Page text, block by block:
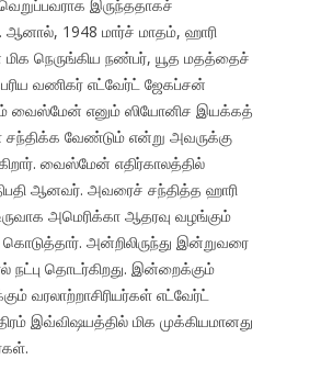
இருந்ததாகச்
ஆனால், 1948 மார்ச் மாதம், ஹாரி
நெருங்கிய நண்பர், யூத மதத்தைச்
வணிகர் எட்வேர்ட் ஜேகப்சன்
வைஸ்மேன் எனும் ஸியோனிச இயக்கத்
வேண்டும் என்று அவருக்கு
வைஸ்மேன் எதிர்காலத்தில்
ஆனவர். அவரைச் சந்தித்த ஹாரி
அமெரிக்கா ஆதரவு வழங்கும்
கொடுத்தார். அன்றிலிருந்து இன்றுவரை
நட்பு தொடர்கிறது. இன்றைக்கும்
வரலாற்றாசிரியர்கள் எட்வேர்ட்
இவ்விஷயத்தில் மிக முக்கியமானது